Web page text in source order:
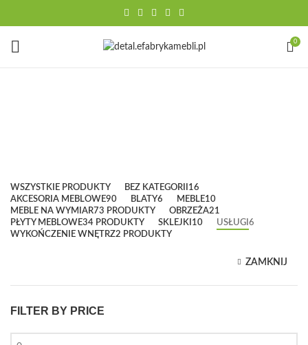
0
WSZYSTKIE PRODUKTY BEZ KATEGORII 16
AKCESORIA MEBLOWE90 BLATY6 MEBLE10
MEBLE NA WYMIAR73 PRODUKTY OBRZEŻA21
PŁYTY MEBLOWE34 PRODUKTY SKLEJKI 10 USŁUGI 6
WYKOŃCZENIE WNĘTRZ2 PRODUKTY
ZAMKNIJ
FILTER BY PRICE